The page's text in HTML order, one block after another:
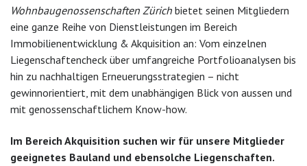
Wohnbaugenossenschaften Zürich bietet seinen Mitgliedern
eine ganze Reihe von Dienstleistungen im Bereich
Immobilienentwicklung & Akquisition an: Vom einzelnen
Liegenschaftencheck über umfangreiche Portfolioanalysen bis
hin zu nachhaltigen Erneuerungsstrategien – nicht
gewinnorientiert, mit dem unabhängigen Blick von aussen und
mit genossenschaftlichem Know-how.
Im Bereich Akquisition suchen wir für unsere Mitglieder
geeignetes Bauland und ebensolche Liegenschaften.